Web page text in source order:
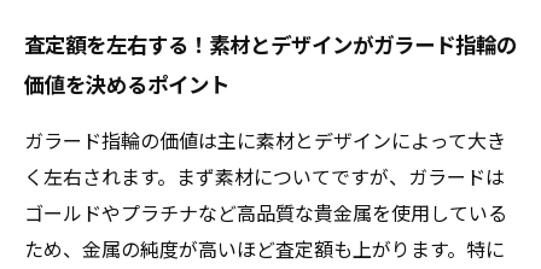
査定額を左右する！素材とデザインがガラード指輪の
価値を決めるポイント
ガラード指輪の価値は主に素材とデザインによって大き
く左右されます。まず素材についてですが、ガラードは
ゴールドやプラチナなど高品質な貴金属を使用している
ため、金属の純度が高いほど査定額も上がります。特に